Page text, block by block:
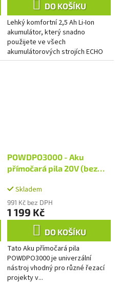
DO KOŠÍKU
Lehký komfortní 2,5 Ah Li-Ion
akumulátor, který snadno
použijete ve všech
akumulátorových strojích ECHO
50 V řady. Díky kapacitě je
POWDPO3000 - Aku
přímočará pila 20V (bez
Skladem
991 Kč bez DPH
1 199 Kč
DO KOŠÍKU
Tato Aku přímočará pila
POWDPO3000 je univerzální
nástroj vhodný pro různé řezací
projekty v...